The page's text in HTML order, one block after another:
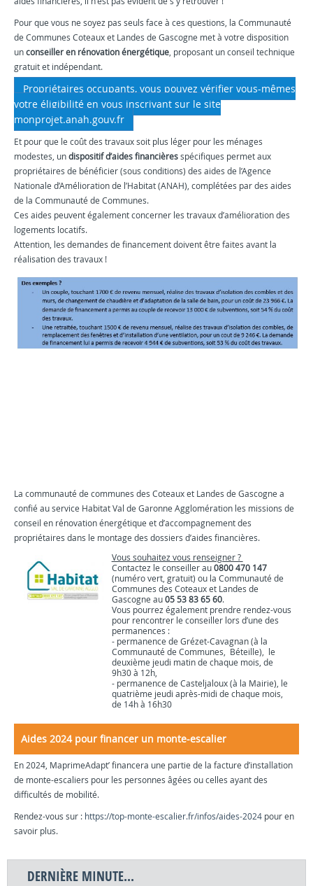
Pour que vous ne soyez pas seuls face à ces questions, la Communauté
de Communes Coteaux et Landes de Gascogne met à votre disposition
un conseiller en rénovation énergétique , proposant un conseil technique
gratuit et indépendant.
Propriétaires occupants, vous pouvez vérifier vous-mêmes
votre éligibilité en vous inscrivant sur le site
monprojet.anah.gouv.fr
Et pour que le coût des travaux soit plus léger pour les ménages
modestes, un dispositif d’aides financières spécifiques permet aux
propriétaires de bénéficier (sous conditions) des aides de l’Agence
Nationale d’Amélioration de l’Habitat (ANAH), complétées par des aides
de la Communauté de Communes.
Ces aides peuvent également concerner les travaux d’amélioration des
logements locatifs.
Attention, les demandes de financement doivent être faites avant la
réalisation des travaux !
La communauté de communes des Coteaux et Landes de Gascogne a
confié au service Habitat Val de Garonne Agglomération les missions de
conseil en rénovation énergétique et d’accompagnement des
propriétaires dans le montage des dossiers d’aides financières.
Vous souhaitez vous renseigner ?
Contactez le conseiller au 0800 470 147
(numéro vert, gratuit) ou la Communauté de
Communes des Coteaux et Landes de
Gascogne au 05 53 83 65 60.
Vous pourrez également prendre rendez-vous
pour rencontrer le conseiller lors d’une des
permanences :
- permanence de Grézet-Cavagnan (à la
Communauté de Communes, Béteille), le
deuxième jeudi matin de chaque mois, de
9h30 à 12h,
- permanence de Casteljaloux (à la Mairie), le
quatrième jeudi après-midi de chaque mois,
de 14h à 16h30
Aides 2024 pour financer un monte-escalier
En 2024, MaprimeAdapt’ financera une partie de la facture d’installation
de monte-escaliers pour les personnes âgées ou celles ayant des
difficultés de mobilité.
Rendez-vous sur : https://top-monte-escalier.fr/infos/aides-2024 pour en
savoir plus.
DERNIÈRE MINUTE...